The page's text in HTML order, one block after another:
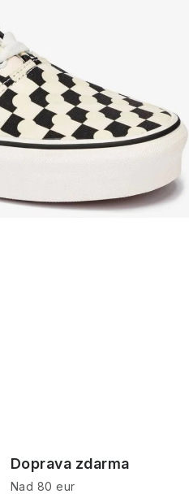
Doprava zdarma
Nad 80 eur